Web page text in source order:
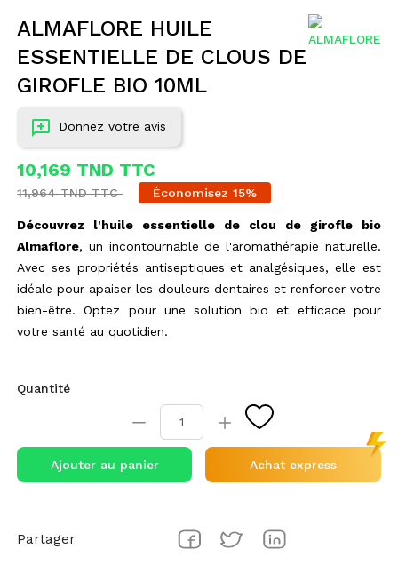
ALMAFLORE HUILE
ESSENTIELLE DE CLOUS DE
GIROFLE BIO 10ML
Donnez votre avis
10,169 TND TTC
11,964 TND TTC Économisez 15%
Découvrez l'huile essentielle de clou de girofle bio
Almaflore, un incontournable de l'aromathérapie naturelle.
Avec ses propriétés antiseptiques et analgésiques, elle est
idéale pour apaiser les douleurs dentaires et renforcer votre
bien-être. Optez pour une solution bio et efficace pour
votre santé au quotidien.
Quantité
Ajouter au panier Achat express
Partager